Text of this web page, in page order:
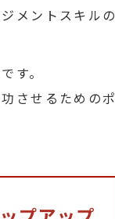
メントスキルの
す。
させるためのポ